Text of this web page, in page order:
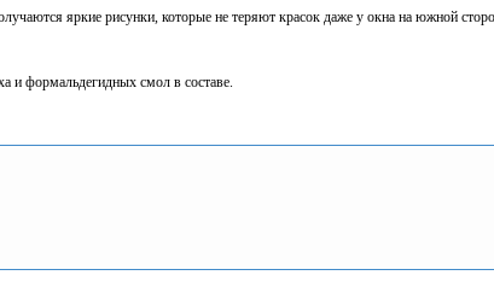
яркие рисунки, которые не теряют красок даже у окна на южной
и формальдегидных смол в составе.